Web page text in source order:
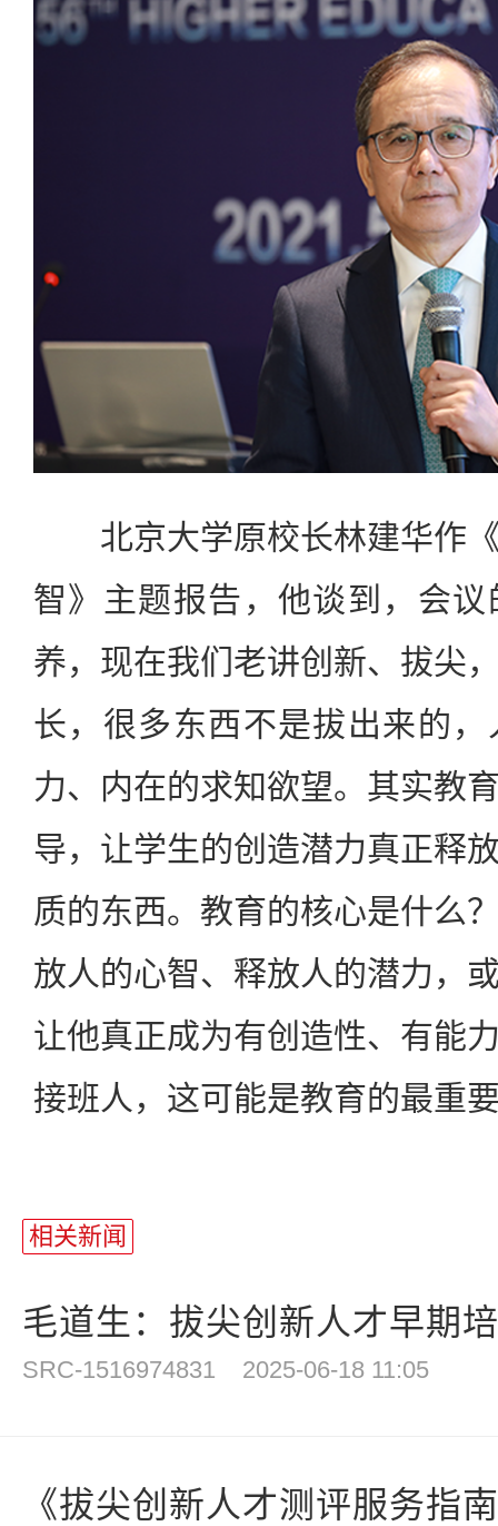
北京大学原校长林建华作《
智》主题报告，他谈到，会议
养，现在我们老讲创新、拔尖
长，很多东西不是拔出来的
力、内在的求知欲望。其实教
导，让学生的创造潜力真正释
质的东西。教育的核心是什么
放人的心智、释放人的潜力，
让他真正成为有创造性、有能
接班人，这可能是教育的最重
相关新闻
毛道生：拔尖创新人才早期
SRC-1516974831 2025-06-18 11:05
《拔尖创新人才测评服务指